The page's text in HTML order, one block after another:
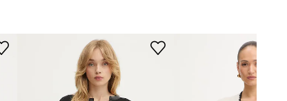
Rozmiarówka standardowa
Zalecamy wybór rozmiaru, jaki nosisz
zazwyczaj.
Rozmiary prezentowane w sklepie